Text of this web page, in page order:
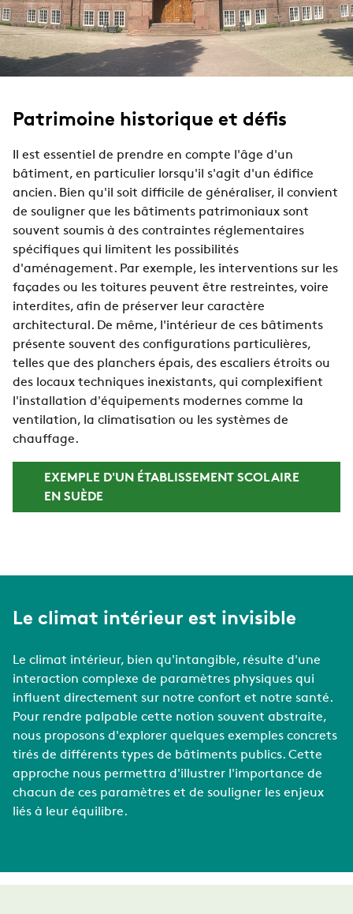
Patrimoine historique et défis
Il est essentiel de prendre en compte l'âge d'un
bâtiment, en particulier lorsqu'il s'agit d'un édifice
ancien. Bien qu'il soit difficile de généraliser, il convient
de souligner que les bâtiments patrimoniaux sont
souvent soumis à des contraintes réglementaires
spécifiques qui limitent les possibilités
d'aménagement. Par exemple, les interventions sur les
façades ou les toitures peuvent être restreintes, voire
interdites, afin de préserver leur caractère
architectural. De même, l'intérieur de ces bâtiments
présente souvent des configurations particulières,
telles que des planchers épais, des escaliers étroits ou
des locaux techniques inexistants, qui complexifient
l'installation d'équipements modernes comme la
ventilation, la climatisation ou les systèmes de
chauffage.
EXEMPLE D'UN ÉTABLISSEMENT SCOLAIRE
EN SUÈDE
Le climat intérieur est invisible
Le climat intérieur, bien qu'intangible, résulte d'une
interaction complexe de paramètres physiques qui
influent directement sur notre confort et notre santé.
Pour rendre palpable cette notion souvent abstraite,
nous proposons d'explorer quelques exemples concrets
tirés de différents types de bâtiments publics. Cette
approche nous permettra d'illustrer l'importance de
chacun de ces paramètres et de souligner les enjeux
liés à leur équilibre.